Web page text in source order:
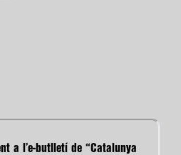
a l’e-butlletí de “Catalunya